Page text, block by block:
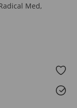
Med,